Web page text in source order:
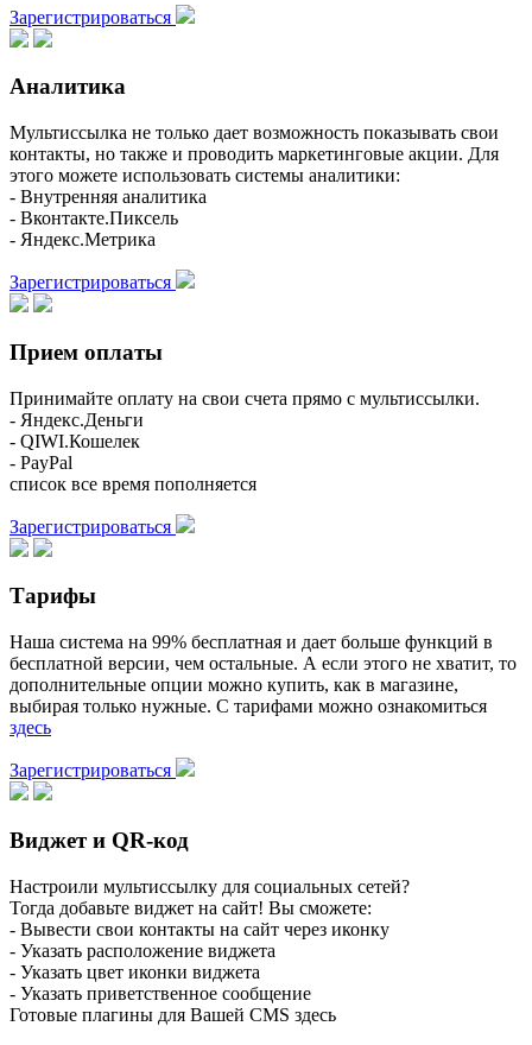
Зарегистрироваться
Аналитика
Мультиссылка не только дает возможность показывать свои
контакты, но также и проводить маркетинговые акции. Для
этого можете использовать системы аналитики:
- Внутренняя аналитика
- Вконтакте.Пиксель
- Яндекс.Метрика
Зарегистрироваться
Прием оплаты
Принимайте оплату на свои счета прямо с мультиссылки.
- Яндекс.Деньги
- QIWI.Кошелек
- PayPal
список все время пополняется
Зарегистрироваться
Тарифы
Наша система на 99% бесплатная и дает больше функций в
бесплатной версии, чем остальные. А если этого не хватит, то
дополнительные опции можно купить, как в магазине,
выбирая только нужные. С тарифами можно ознакомиться
здесь
Зарегистрироваться
Виджет и QR-код
Настроили мультиссылку для социальных сетей?
Тогда добавьте виджет на сайт! Вы сможете:
- Вывести свои контакты на сайт через иконку
- Указать расположение виджета
- Указать цвет иконки виджета
- Указать приветственное сообщение
Готовые плагины для Вашей CMS здесь